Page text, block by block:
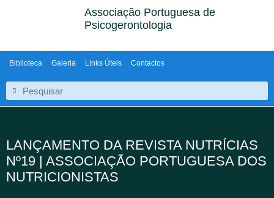
Associação Portuguesa de
Psicogerontologia
Biblioteca Galeria Links Úteis Contactos
LANÇAMENTO DA REVISTA NUTRÍCIAS
Nº19 | ASSOCIAÇÃO PORTUGUESA DOS
NUTRICIONISTAS